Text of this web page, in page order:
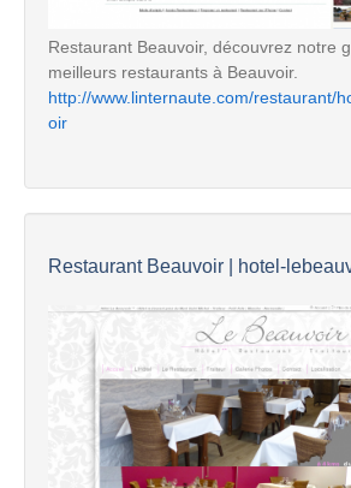
Restaurant Beauvoir, découvrez notre
meilleurs restaurants à Beauvoir.
http://www.linternaute.com/restaurant/
oir
Restaurant Beauvoir | hotel-